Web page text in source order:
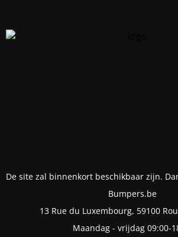
De site zal binnenkort beschikbaar zijn.
Bumpers.be
13 Rue du Luxembourg, 59100
Maandag - vrijdag 09:00-